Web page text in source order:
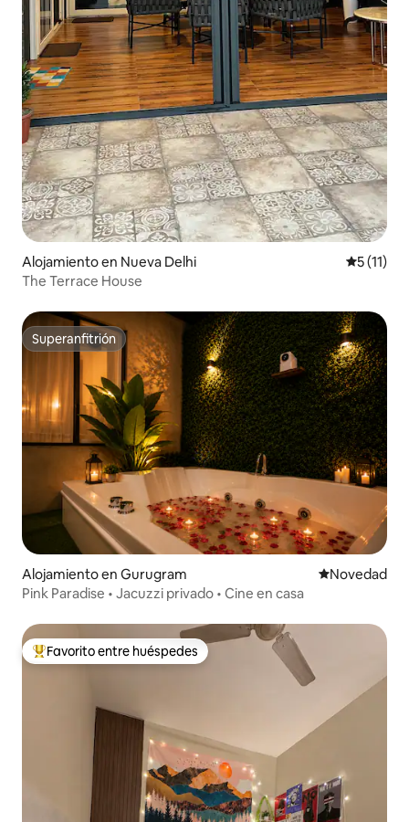
Alojamiento en Nueva Delhi
5 (11)
The Terrace House
Superanfitrión
Superanfitrión
Alojamiento en Gurugram Lugar para
Novedad
Pink Paradise • Jacuzzi privado • Cine en casa
Favorito entre huéspedes preferido
Favorito entre huéspedes